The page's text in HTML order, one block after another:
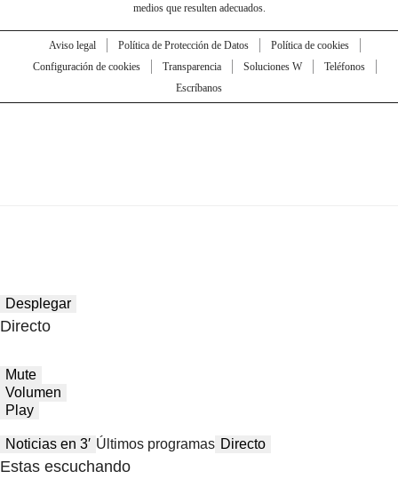
medios que resulten adecuados.
Aviso legal Política de Protección de Datos
Política de cookies
Configuración de cookies
Transparencia Soluciones W
Teléfonos
Escríbanos
Desplegar
Directo
Mute
Volumen
Play
Noticias en 3′ Últimos programas Directo
Estas escuchando